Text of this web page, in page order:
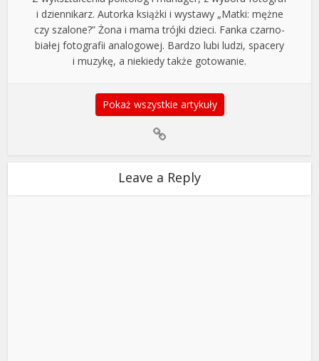
i dziennikarz. Autorka książki i wystawy „Matki: mężne
czy szalone?” Żona i mama trójki dzieci. Fanka czarno-
białej fotografii analogowej. Bardzo lubi ludzi, spacery
i muzykę, a niekiedy także gotowanie.
Pokaż wszystkie artykuły
Leave a Reply